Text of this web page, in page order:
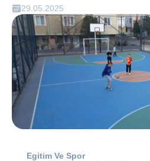
29.05.2025
Egitim Ve Spor